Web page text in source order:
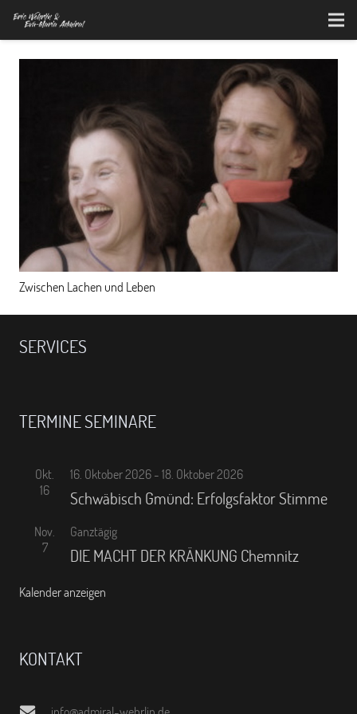
Zwischen Lachen und Leben
SERVICES
TERMINE SEMINARE
Okt.
16
16. Oktober 2026 - 18. Oktober 2026
Schwäbisch Gmünd: Erfolgsfaktor Stimme
Nov.
7
Ganztägig
DIE MACHT DER KRÄNKUNG Chemnitz
Kalender anzeigen
KONTAKT